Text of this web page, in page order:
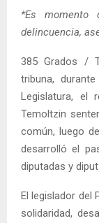
*Es
delincuencia,
385 Grados /
tribuna,
Legislatura, el
Temoltzin
común, luego
desarrolló el
diputadas y
El legislador del
solidaridad,